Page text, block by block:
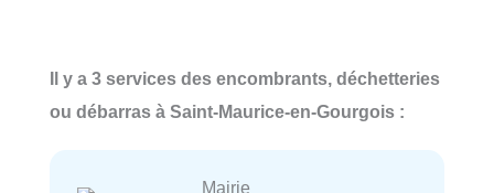
Il y a 3 services des encombrants, déchetteries
ou débarras à Saint-Maurice-en-Gourgois :
Mairie